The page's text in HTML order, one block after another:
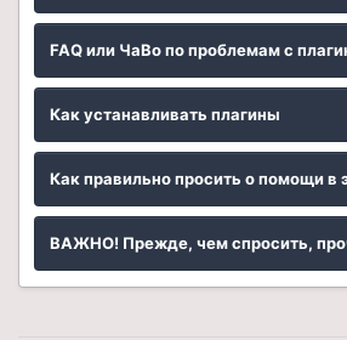
FAQ или ЧаВо по проблемам с
Как устанавливать плагины
Как правильно просить о помощи в
ВАЖНО! Прежде, чем спросить,